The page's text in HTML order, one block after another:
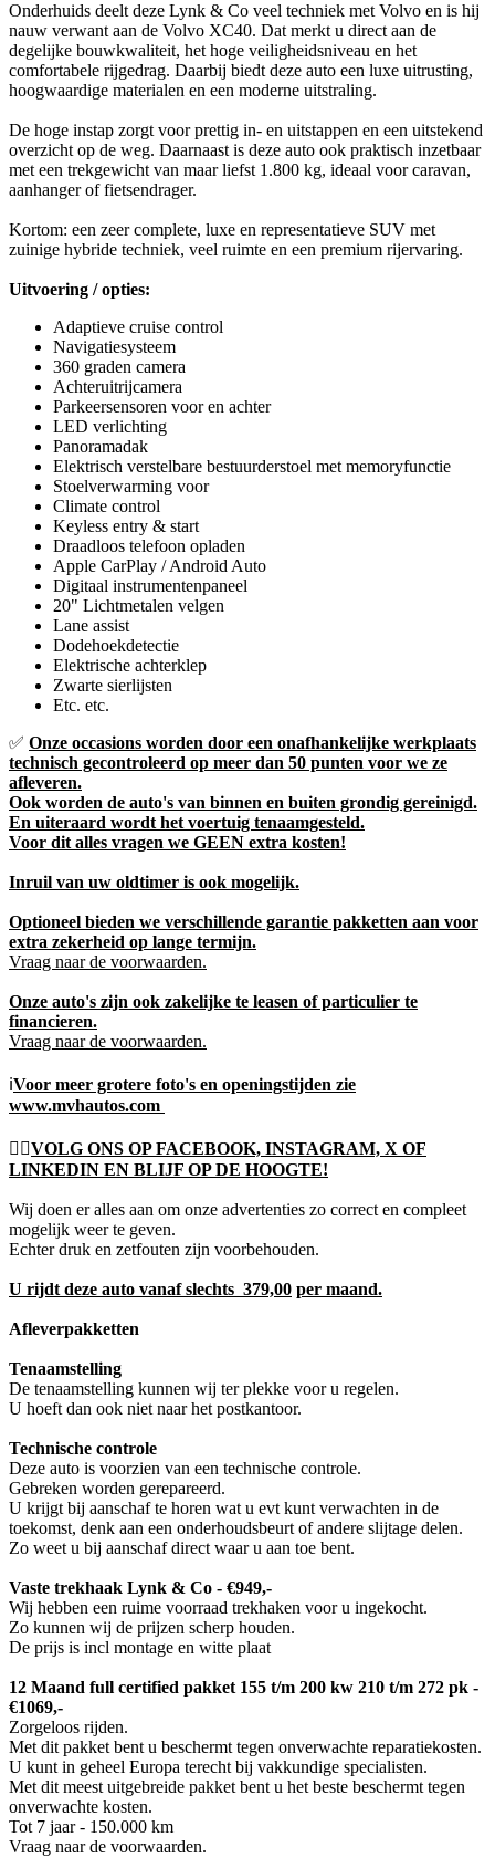
Onderhuids deelt deze Lynk & Co veel techniek met Volvo en is hij
nauw verwant aan de Volvo XC40. Dat merkt u direct aan de
degelijke bouwkwaliteit, het hoge veiligheidsniveau en het
comfortabele rijgedrag. Daarbij biedt deze auto een luxe uitrusting,
hoogwaardige materialen en een moderne uitstraling.
De hoge instap zorgt voor prettig in- en uitstappen en een uitstekend
overzicht op de weg. Daarnaast is deze auto ook praktisch inzetbaar
met een trekgewicht van maar liefst 1.800 kg, ideaal voor caravan,
aanhanger of fietsendrager.
Kortom: een zeer complete, luxe en representatieve SUV met
zuinige hybride techniek, veel ruimte en een premium rijervaring.
Uitvoering / opties:
Adaptieve cruise control
Navigatiesysteem
360 graden camera
Achteruitrijcamera
Parkeersensoren voor en achter
LED verlichting
Panoramadak
Elektrisch verstelbare bestuurderstoel met memoryfunctie
Stoelverwarming voor
Climate control
Keyless entry & start
Draadloos telefoon opladen
Apple CarPlay / Android Auto
Digitaal instrumentenpaneel
20" Lichtmetalen velgen
Lane assist
Dodehoekdetectie
Elektrische achterklep
Zwarte sierlijsten
Etc. etc.
✅ Onze occasions worden door een onafhankelijke werkplaats
technisch gecontroleerd op meer dan 50 punten voor we ze
afleveren.
Ook worden de auto's van binnen en buiten grondig gereinigd.
En uiteraard wordt het voertuig tenaamgesteld.
Voor dit alles vragen we GEEN extra kosten!
Inruil van uw oldtimer is ook mogelijk.
Optioneel bieden we verschillende garantie pakketten aan voor
extra zekerheid op lange termijn.
Vraag naar de voorwaarden.
Onze auto's zijn ook zakelijke te leasen of particulier te
financieren.
Vraag naar de voorwaarden.
ℹ️Voor meer grotere foto's en openingstijden zie
www.mvhautos.com
👍🏻VOLG ONS OP FACEBOOK, INSTAGRAM, X OF
LINKEDIN EN BLIJF OP DE HOOGTE!
Wij doen er alles aan om onze advertenties zo correct en compleet
mogelijk weer te geven.
Echter druk en zetfouten zijn voorbehouden.
U rijdt deze auto vanaf slechts 379,00 per maand.
Afleverpakketten
Tenaamstelling
De tenaamstelling kunnen wij ter plekke voor u regelen.
U hoeft dan ook niet naar het postkantoor.
Technische controle
Deze auto is voorzien van een technische controle.
Gebreken worden gerepareerd.
U krijgt bij aanschaf te horen wat u evt kunt verwachten in de
toekomst, denk aan een onderhoudsbeurt of andere slijtage delen.
Zo weet u bij aanschaf direct waar u aan toe bent.
Vaste trekhaak Lynk & Co - €949,-
Wij hebben een ruime voorraad trekhaken voor u ingekocht.
Zo kunnen wij de prijzen scherp houden.
De prijs is incl montage en witte plaat
12 Maand full certified pakket 155 t/m 200 kw 210 t/m 272 pk -
€1069,-
Zorgeloos rijden.
Met dit pakket bent u beschermt tegen onverwachte reparatiekosten.
U kunt in geheel Europa terecht bij vakkundige specialisten.
Met dit meest uitgebreide pakket bent u het beste beschermt tegen
onverwachte kosten.
Tot 7 jaar - 150.000 km
Vraag naar de voorwaarden.